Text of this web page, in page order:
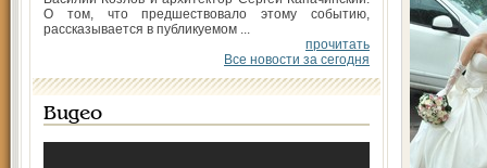
О том, что предшествовало этому событию,
рассказывается в публикуемом ...
прочитать
Все новости за сегодня
Видео